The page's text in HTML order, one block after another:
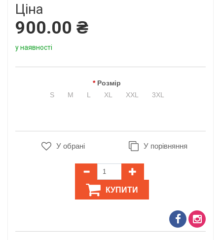
Ціна
900.00 ₴
у наявності
Розмір
S
M L XL XXL 3XL
У обрані У порівняння
КУПИТИ